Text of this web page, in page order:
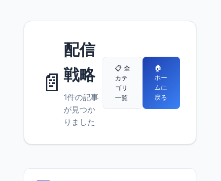
📄
配信
戦略
1件の記事
が見つか
りました
📋 全
カテ
ゴリ
一覧
🏠
ホー
ムに
戻る